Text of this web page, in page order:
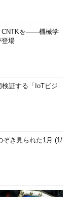
CNTKを――機械学
登場
証する「IoTビジ
ぞき見られた1月 (1/